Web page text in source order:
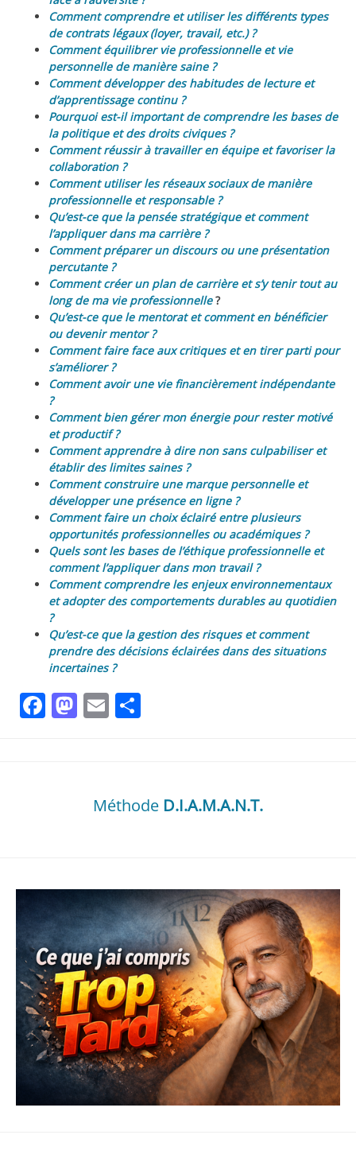
Comment comprendre et utiliser les différents types
de contrats légaux (loyer, travail, etc.) ?
Comment équilibrer vie professionnelle et vie
personnelle de manière saine ?
Comment développer des habitudes de lecture et
d’apprentissage continu ?
Pourquoi est-il important de comprendre les bases de
la politique et des droits civiques ?
Comment réussir à travailler en équipe et favoriser la
collaboration ?
Comment utiliser les réseaux sociaux de manière
professionnelle et responsable ?
Qu’est-ce que la pensée stratégique et comment
l’appliquer dans ma carrière ?
Comment préparer un discours ou une présentation
percutante ?
Comment créer un plan de carrière et s’y tenir tout au
long de ma vie professionnelle?
Qu’est-ce que le mentorat et comment en bénéficier
ou devenir mentor ?
Comment faire face aux critiques et en tirer parti pour
s’améliorer ?
Comment avoir une vie financièrement indépendante
?
Comment bien gérer mon énergie pour rester motivé
et productif ?
Comment apprendre à dire non sans culpabiliser et
établir des limites saines ?
Comment construire une marque personnelle et
développer une présence en ligne ?
Comment faire un choix éclairé entre plusieurs
opportunités professionnelles ou académiques ?
Quels sont les bases de l’éthique professionnelle et
comment l’appliquer dans mon travail ?
Comment comprendre les enjeux environnementaux
et adopter des comportements durables au quotidien
?
Qu’est-ce que la gestion des risques et comment
prendre des décisions éclairées dans des situations
incertaines ?
Facebook
Mastodon
Email
Méthode D.I.A.M.A.N.T.